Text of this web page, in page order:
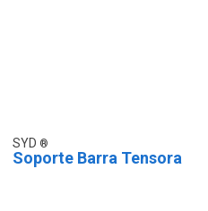
SYD
Soporte Barra Tensora